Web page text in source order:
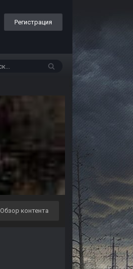
Регистрация
Обзор контента